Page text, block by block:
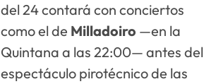
del 24 contará con conciertos
como el de Milladoiro —en la
Quintana a las 22:00— antes del
espectáculo pirotécnico de las